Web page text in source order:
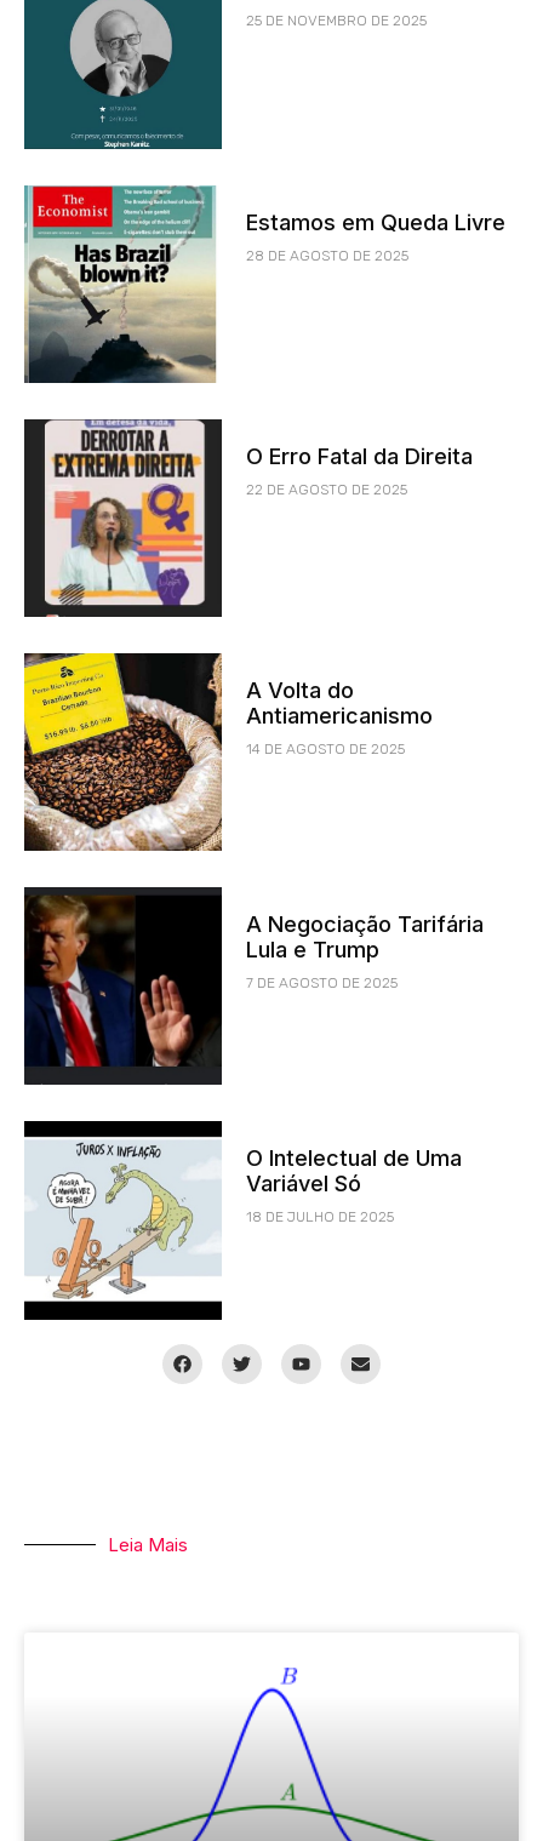
25 DE NOVEMBRO DE 2025
Estamos em Queda Livre
28 DE AGOSTO DE 2025
O Erro Fatal da Direita
22 DE AGOSTO DE 2025
A Volta do
Antiamericanismo
14 DE AGOSTO DE 2025
A Negociação Tarifária
Lula e Trump
7 DE AGOSTO DE 2025
O Intelectual de Uma
Variável Só
18 DE JULHO DE 2025
Leia Mais